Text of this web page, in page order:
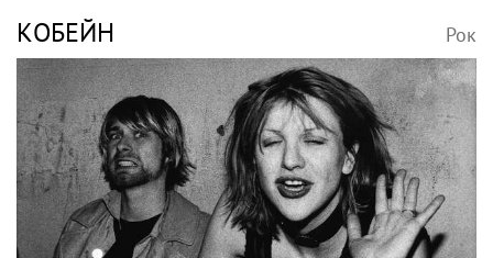
КОБЕЙН Рок